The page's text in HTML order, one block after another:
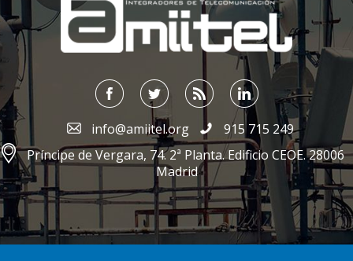
info@amiitel.org
915 715 249
Príncipe de Vergara, 74. 2ª Planta. Edificio CEOE. 28006
Madrid